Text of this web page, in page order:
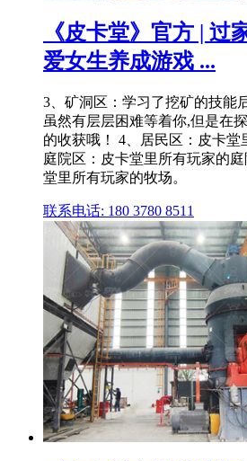
《皮卡堂》官方 | 过
爱女生养成游戏 ...
3、矿洞区：学习了挖矿的技能
虽然有层层困难等着你,但是在
的收获哦！ 4、居民区：皮卡堂
庭院区：皮卡堂里所有玩家的
堂里所有玩家的牧场。
联系电话: 180 3780 8511